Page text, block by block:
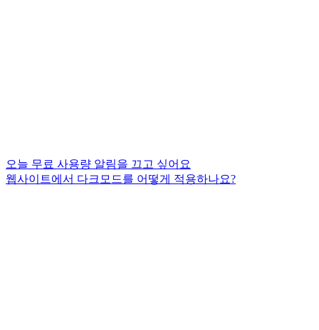
오늘 무료 사용량 알림을 끄고 싶어요
웹사이트에서 다크모드를 어떻게 적용하나요?